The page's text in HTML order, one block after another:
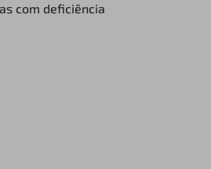
com deficiência